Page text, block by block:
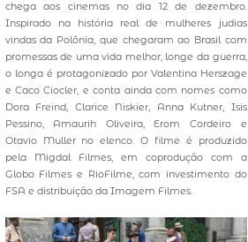
chega aos cinemas no dia 12 de dezembro.
Inspirado na história real de mulheres judias
vindas da Polônia, que chegaram ao Brasil com
promessas de uma vida melhor, longe da guerra,
o longa é protagonizado por Valentina Herszage
e Caco Ciocler, e conta ainda com nomes como
Dora Freind, Clarice Niskier, Anna Kutner, Isis
Pessino, Amaurih Oliveira, Erom Cordeiro e
Otavio Muller no elenco. O filme é produzido
pela Migdal Filmes, em coprodução com a
Globo Filmes e RioFilme, com investimento do
FSA e distribuição da Imagem Filmes.